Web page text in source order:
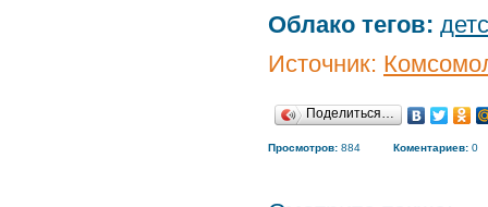
Облако тегов:
Источник:
Поделиться…
Просмотров: 884 Коментариев: 0